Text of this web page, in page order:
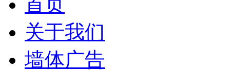
关于我们
墙体广告